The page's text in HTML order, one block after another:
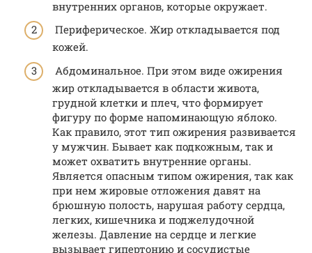
внутренних органов, которые окружает.
Периферическое. Жир откладывается под
кожей.
Абдоминальное. При этом виде ожирения
жир откладывается в области живота,
грудной клетки и плеч, что формирует
фигуру по форме напоминающую яблоко.
Как правило, этот тип ожирения развивается
у мужчин. Бывает как подкожным, так и
может охватить внутренние органы.
Является опасным типом ожирения, так как
при нем жировые отложения давят на
брюшную полость, нарушая работу сердца,
легких, кишечника и поджелудочной
железы. Давление на сердце и легкие
вызывает гипертонию и сосудистые